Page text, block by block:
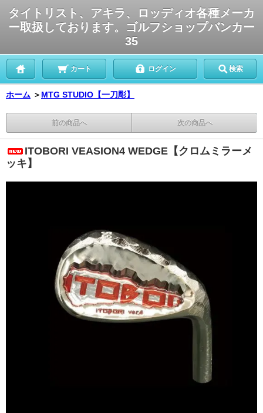
タイトリスト、アキラ、ロッディオ各種メーカ
ー取扱しております。ゴルフショップバンカー
35
カート ログイン 検索
ホーム ＞ MTG STUDIO【一刀彫】
前の商品へ 次の商品へ
ITOBORI VEASION4 WEDGE【クロムミラーメ
ッキ】